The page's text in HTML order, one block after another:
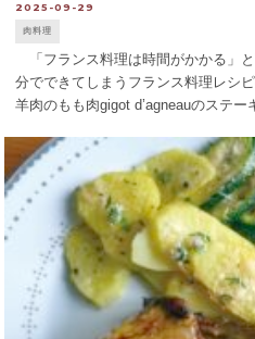
2025-09-29
肉料理
「フランス料理は時間がかかる」
分でできてしまうフランス料理レ
羊肉のもも肉gigot d’agneauのステ